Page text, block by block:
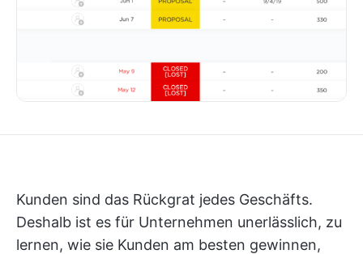
Kunden sind das Rückgrat jedes Geschäfts.
Deshalb ist es für Unternehmen unerlässlich, zu
lernen, wie sie Kunden am besten gewinnen,